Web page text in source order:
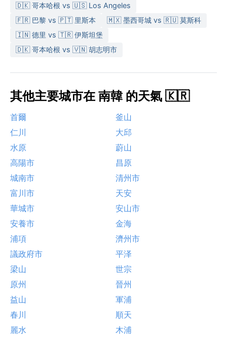
🇩🇰 哥本哈根 vs 🇺🇸 Los Angeles
🇫🇷 巴黎 vs 🇵🇹 里斯本
🇲🇽 墨西哥城 vs 🇷🇺 莫斯科
🇮🇳 德里 vs 🇹🇷 伊斯坦堡
🇩🇰 哥本哈根 vs 🇻🇳 胡志明市
其他主要城市在 南韓 的天氣 🇰🇷
首爾
釜山
仁川
大邱
水原
蔚山
高陽市
昌原
城南市
清州市
富川市
天安
華城市
安山市
安養市
金海
浦項
濟州市
議政府市
平泽
梁山
世宗
原州
晉州
益山
軍浦
春川
順天
麗水
木浦